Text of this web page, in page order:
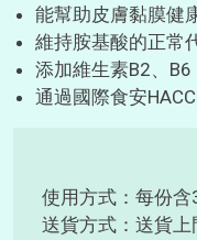
能幫助皮膚黏膜健
維持胺基酸的正常
添加維生素B2、B6
通過國際食安
使用方式：每份含
送貨方式：送貨上